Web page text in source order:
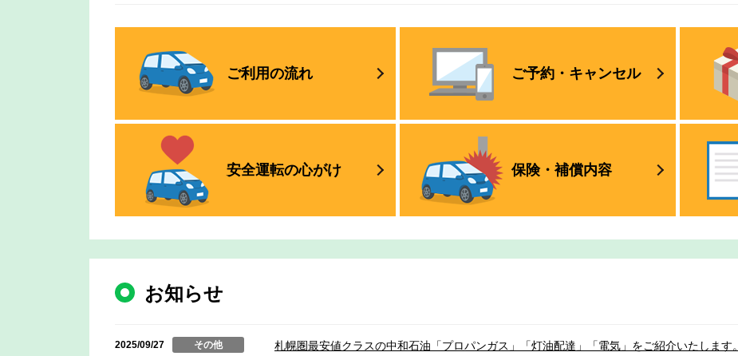
ご利用の流れ ご予約・ キャンセル
安全運転の心がけ 保険・ 補償内容
お知らせ
2025/09/27 その他 札幌圏最安値クラスの中和石油「プロパンガス」「灯油配達」「電気」をご紹介いたします。